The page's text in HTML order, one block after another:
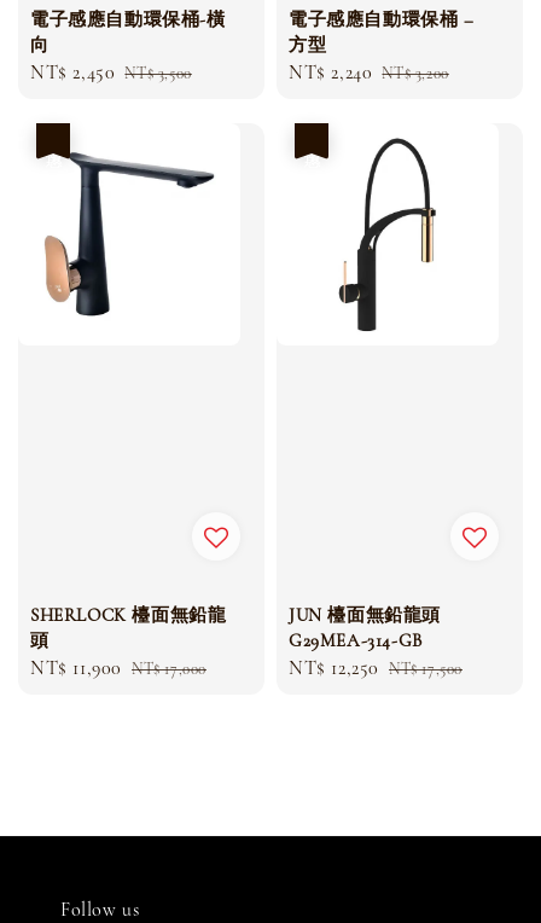
電子感應自動環保桶-橫
向
Sale
NT$ 2,450 Regular
NT$ 3,500
電子感應自動環保桶 –
方型
Sale
NT$ 2,240 Regular
NT$ 3,200
SHERLOCK 檯面無鉛龍
頭
Sale
NT$ 11,900 Regular
NT$ 17,000
JUN 檯面無鉛龍頭
G29MEA-314-GB
Sale
NT$ 12,250 Regular
NT$ 17,500
Follow us